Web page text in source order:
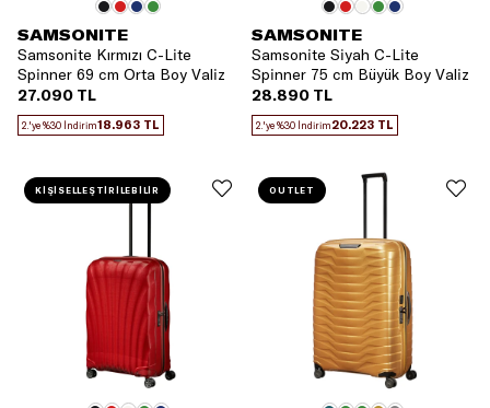
SAMSONITE
Samsonite Kırmızı C-Lite
Spinner 69 cm Orta Boy Valiz
27.090 TL
2.'ye %30 İndirim18.963 TL
SAMSONITE
Samsonite Siyah C-Lite
Spinner 75 cm Büyük Boy Valiz
28.890 TL
2.'ye %30 İndirim20.223 TL
KİŞİSELLEŞTİRİLEBİLİR OUTLET